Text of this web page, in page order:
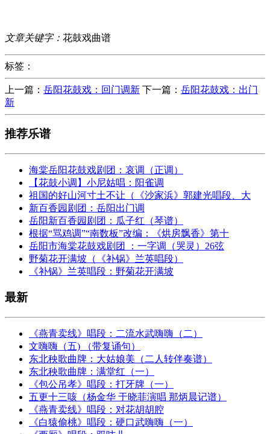
文章关键字： 花鼓戏曲谱
标签：
上一篇： 岳阳花鼓戏：回门调新 下一篇： 岳阳花鼓戏：出门
新
推荐乐谱
海棠岳阳花鼓戏剧团：哀调（正调）
【花鼓小调】小尼姑唱：阳雀调
祖国的好山河寸土不让（《沙家浜》郭建光唱段、大
新百香园剧团：岳阳出门调
岳阳新百香园剧团：瓜子红（琴谱）
根据“骂鸡调”“南数板”改编：《烘房飘香》第十
岳阳市海棠花鼓戏剧团 ：一字调（哭灵）26弦
野菊花开满坡（《补锅》兰英唱段）
《补锅》兰英唱段：野菊花开满坡
最新
《燕青卖线》唱段：二流水武嗨嗨（二）
文嗨嗨（五) （带复诵句）
东北秧歌曲牌：大姑娘美（二人转伴奏谱）
东北秧歌曲牌：满堂红（一）
《包公吊孝》唱段：打牙牌（一）
五更十三咳（杨金华 于晓菲演唱 那炳晨记谱）
《燕青卖线》唱段：对花胡胡腔
《白猿偷桃》唱段：硬口武嗨嗨（一）